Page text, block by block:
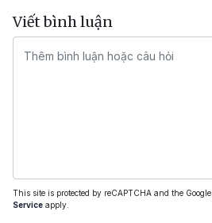
Viết bình luận
This site is protected by reCAPTCHA and the Google
Service apply.